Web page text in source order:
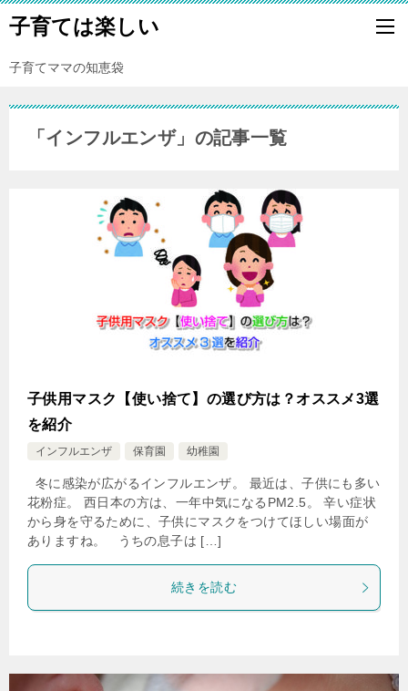
子育ては楽しい
子育てママの知恵袋
「インフルエンザ」の記事一覧
子供用マスク【使い捨て】の選び方は？オススメ3選
を紹介
インフルエンザ 保育園 幼稚園
冬に感染が広がるインフルエンザ。 最近は、子供にも多い
花粉症。 西日本の方は、一年中気になるPM2.5。 辛い症状
から身を守るために、子供にマスクをつけてほしい場面が
ありますね。 うちの息子は […]
続きを読む